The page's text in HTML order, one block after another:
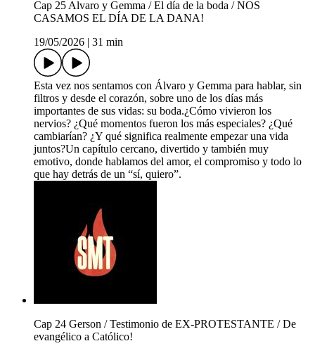
Cap 25 Alvaro y Gemma / El día de la boda / NOS
CASAMOS EL DÍA DE LA DANA!
19/05/2026
31 min
Esta vez nos sentamos con Álvaro y Gemma para hablar, sin
filtros y desde el corazón, sobre uno de los días más
importantes de sus vidas: su boda.¿Cómo vivieron los
nervios? ¿Qué momentos fueron los más especiales? ¿Qué
cambiarían? ¿Y qué significa realmente empezar una vida
juntos?Un capítulo cercano, divertido y también muy
emotivo, donde hablamos del amor, el compromiso y todo lo
que hay detrás de un “sí, quiero”.
Cap 24 Gerson / Testimonio de EX-PROTESTANTE / De
evangélico a Católico!